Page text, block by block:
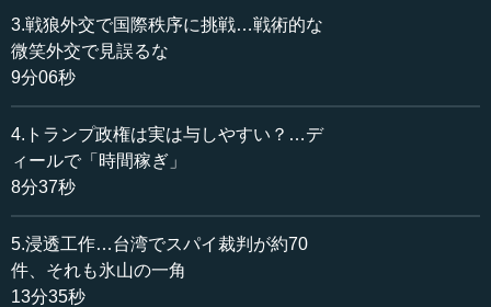
中国がピークアウトし、今後国力が衰えていくといいま
すが、その根本的な原因は何でしょうか。
垂 やはり経済が相当悪いことです。習近平氏は強い中国
をつくるため、国家の安全のために、経済発展のときに取
っていたアプローチと国家の安全を重視するアプローチが
矛盾しないときは、どちらも重視して、どちらも行いま
す。しかし、矛盾することがよくあるわけです。
例えば、一番簡単な例でいえば、私が北京にいるときに
各国大使の間で、あるいは民間企業の人たちもよく言って
3.戦狼外交で国際秩序に挑戦…戦術的な
微笑外交で見誤るな
9分06秒
4.トランプ政権は実は与しやすい？…デ
ィールで「時間稼ぎ」
8分37秒
5.浸透工作…台湾でスパイ裁判が約70
件、それも氷山の一角
13分35秒